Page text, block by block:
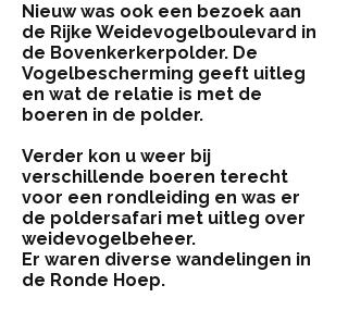
Nieuwwas ook een bezoek aan
de Rijke Weidevogelboulevard in
de Bovenkerkerpolder. De
Vogelbescherming geeft uitleg
en wat de relatie is met de
boeren in de polder.
Verder kon u weer bij
verschillende boeren terecht
voor een rondleiding en was er
de poldersafari met uitleg over
weidevogelbeheer.
Er waren diverse wandelingen in
de Ronde Hoep.